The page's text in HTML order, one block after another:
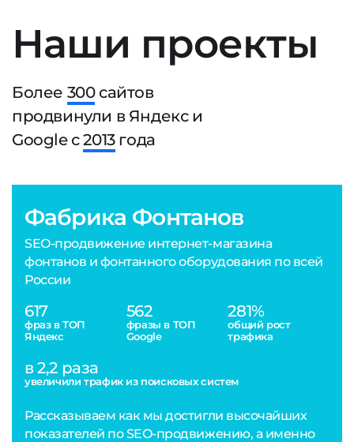
Наши проекты
Более 300сайтов
продвинули в Яндекс и
Google с2013года
Фабрика Фонтанов
SEO-продвижение интернет-магазина
фонтанов и фонтанного оборудования по всей
России
617
фраз в ТОП
Яндекс
562
фразы в ТОП
Google
281%
общий рост
трафика
в 2,2 раза
увеличили трафик из поисковых систем
Рассказываем как мы достигли высочайших
показателей по SEO-продвижению, а именно